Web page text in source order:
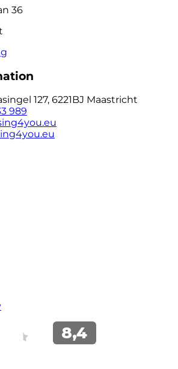
36
127, 6221BJ Maastricht
989